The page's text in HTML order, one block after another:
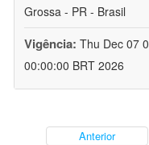
Grossa - PR - Brasil
Vigência: Thu Dec 07
00:00:00 BRT 2026
Anterior